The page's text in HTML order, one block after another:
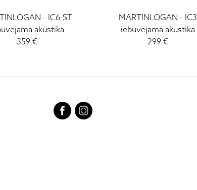
- IC6-ST
akustika
359 €
MARTINLOGAN - IC3
iebūvējamā akustika
299 €